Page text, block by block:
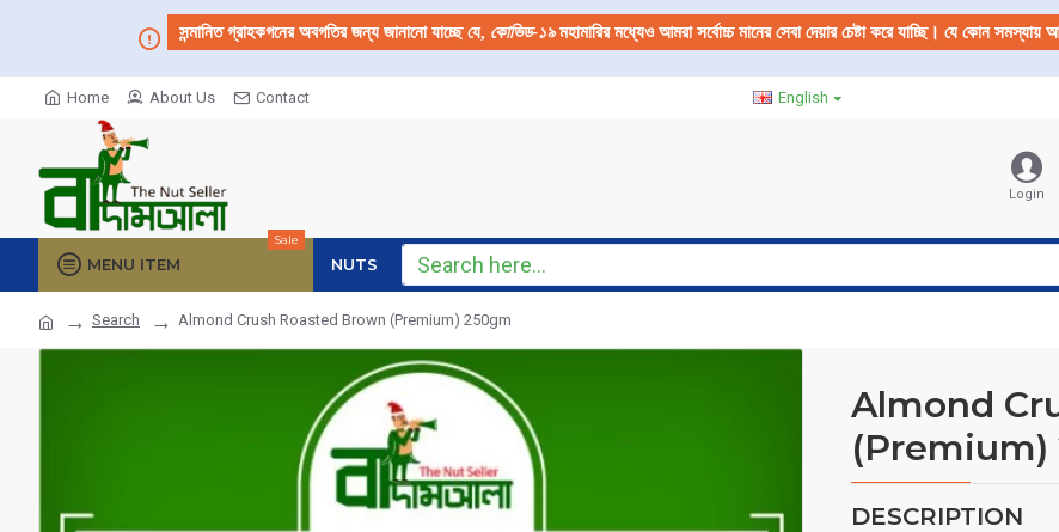
সন্মানিত গ্রাহকগনের অবগতির জন্য জানানো যাচ্ছে যে, কোভিড-১৯মহামারির মধ্যেও আমরা সর্বোচ্চ মানের সেবা দেয়ার চেষ্টা করে যাচ্ছি। যে কোন
Home About Us Contact English
Login
MENU ITEM
Sale
NUTS
Search Almond Crush Roasted Brown (Premium) 250gm
Almond
(Premium)
DESCRIPTION